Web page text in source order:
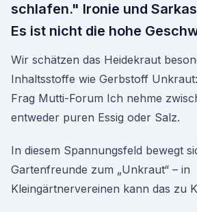
schlafen." Ironie und
Es ist nicht die hohe
Wir schätzen das Heidekraut
Inhaltsstoffe wie Gerbstoff
Frag Mutti-Forum Ich nehme
entweder puren Essig oder Salz.
In diesem Spannungsfeld bewegt
Gartenfreunde zum „Unkraut“ – in
Kleingärtnervereinen kann das zu